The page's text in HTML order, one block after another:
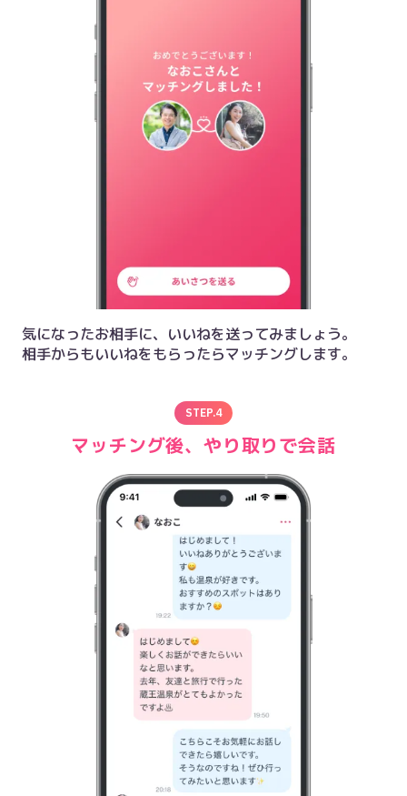
気になったお相手に、いいねを送ってみましょう。
相手からもいいねをもらったらマッチングします。
STEP.4
マッチング後、やり取りで会話